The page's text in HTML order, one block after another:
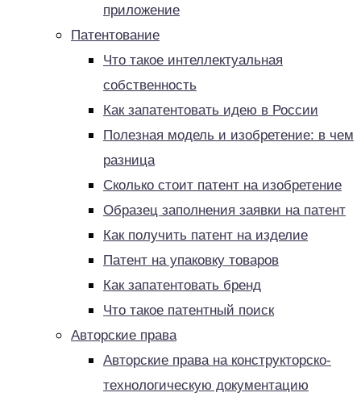
приложение
Патентование
Что такое интеллектуальная
собственность
Как запатентовать идею в России
Полезная модель и изобретение: в чем
разница
Сколько стоит патент на изобретение
Образец заполнения заявки на патент
Как получить патент на изделие
Патент на упаковку товаров
Как запатентовать бренд
Что такое патентный поиск
Авторские права
Авторские права на конструкторско-
технологическую документацию